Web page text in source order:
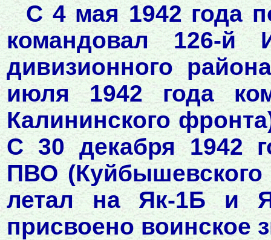
С 4 мая 1942 года
командовал 126-й
дивизионного
июля 1942 года
Калининского
С 30 декабря 1942
ПВО (Куйбышевского
летал на Як-1Б и
присвоено воинское